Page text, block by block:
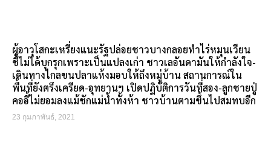
ผู้อาวุโสกะเหรี่ยงแนะรัฐปล่อยชาวบางกลอยทำไร่หมุนเวียน
ชี้ไม่ได้บุกรุกเพราะเป็นแปลงเก่า ชาวเลอันดามันให้กำลังใจ-
เดินทางไกลขนปลาแห้งมอบให้ถึงหมู่บ้าน สถานการณ์ใน
พื้นที่ยังตรึงเครียด-อุทยานฯ เปิดปฏิบัติการวันที่สอง-ลูกชายปู่
คออี้ไม่ยอมลงแม้ชักแม่น้ำทั้งห้า ชาวบ้านตามขึ้นไปสมทบอีก
23 กุมภาพันธ์, 2021